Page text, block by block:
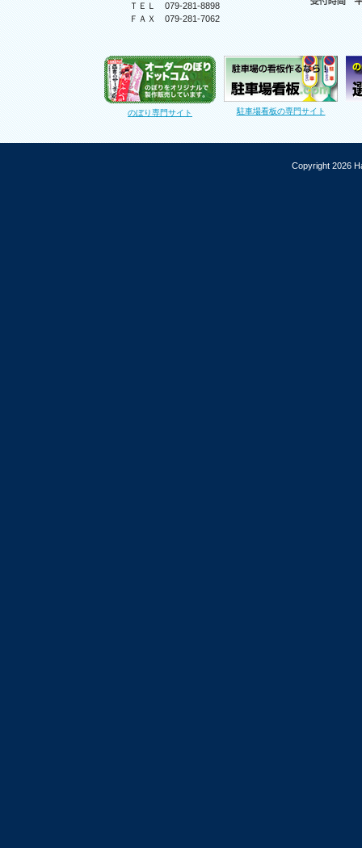
ＴＥＬ 079-281-8898
ＦＡＸ 079-281-7062
のぼり専門サイト 駐車場看板の専門サイト
Copyright 2026